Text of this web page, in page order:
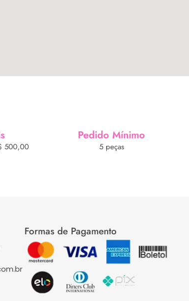
500,00
Pedido Mínimo
5 peças
Formas de Pagamento